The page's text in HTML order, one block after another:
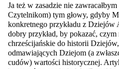
Ja też w zasadzie nie
Czytelnikom) tym głowy, gdyby
konkretnego przykładu z Dziejów
dobry przykład, by pokazać,
chrześcijańskie do historii
odmawiających Dziejom (a
cudów) wartości historycznej.